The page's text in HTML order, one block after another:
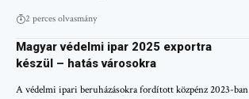
2 perces olvasmány
Magyar védelmi ipar 2025 exportra
készül – hatás városokra
A védelmi ipari beruházásokra fordított közpénz 2023-ban